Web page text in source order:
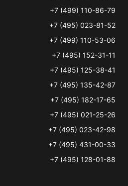
+7 (499) 110-86-79
+7 (495) 023-81-52
+7 (499) 110-53-06
+7 (495) 152-31-11
+7 (495) 125-38-41
+7 (495) 135-42-87
+7 (495) 182-17-65
+7 (495) 021-25-26
+7 (495) 023-42-98
+7 (495) 431-00-33
+7 (495) 128-01-88